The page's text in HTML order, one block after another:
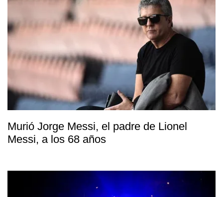
Murió Jorge Messi, el padre de Lionel
Messi, a los 68 años